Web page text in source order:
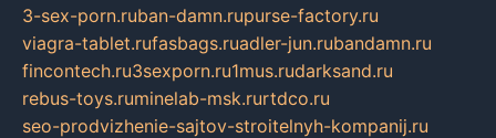
3-sex-porn.ruban-damn.rupurse-factory.ru
viagra-tablet.rufasbags.ruadler-jun.rubandamn.ru
fincontech.ru3sexporn.ru1mus.rudarksand.ru
rebus-toys.ruminelab-msk.rurtdco.ru
seo-prodvizhenie-sajtov-stroitelnyh-kompanij.ru